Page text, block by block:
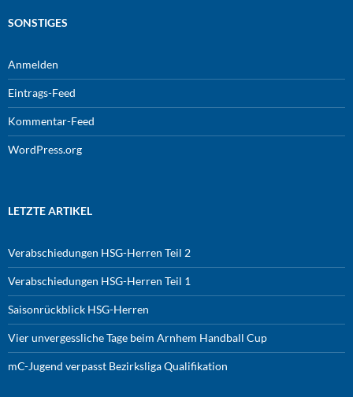
SONSTIGES
Anmelden
Eintrags-Feed
Kommentar-Feed
WordPress.org
LETZTE ARTIKEL
Verabschiedungen HSG-Herren Teil 2
Verabschiedungen HSG-Herren Teil 1
Saisonrückblick HSG-Herren
Vier unvergessliche Tage beim Arnhem Handball Cup
mC-Jugend verpasst Bezirksliga Qualifikation